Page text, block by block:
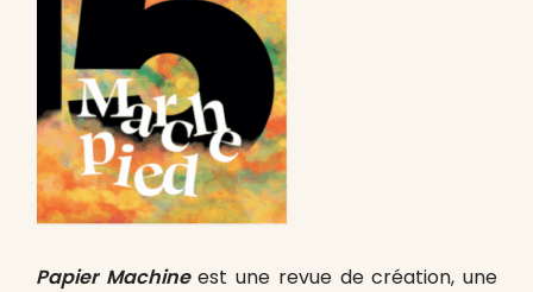
Papier Machineest une revue de création, une